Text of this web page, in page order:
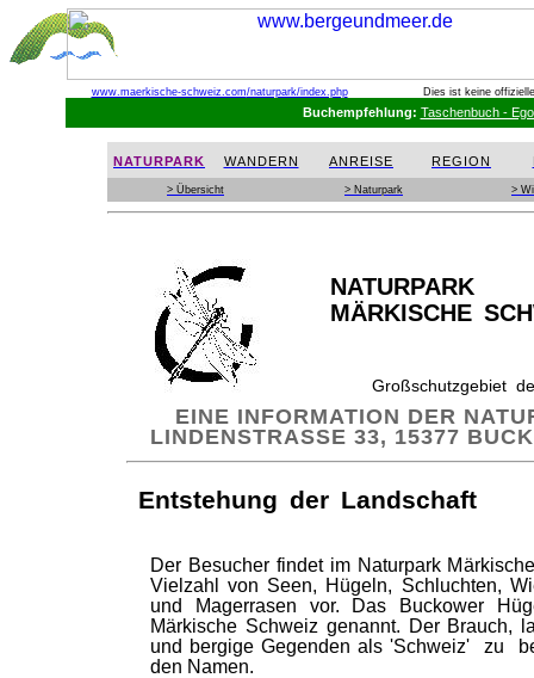
www.maerkische-schweiz.com/naturpark/index.php Dies ist keine
Buchempfehlung: Taschenbuch -
NATURPARK WANDERN ANREISE REGION
> Übersicht > Naturpark >
NATURPARK
MÄRKISCHE
Großschutzgebiet
EINE INFORMATION DER
LINDENSTRASSE 33, 15377
Entstehung der Landschaft
Der Besucher findet im Naturpark
Vielzahl von Seen, Hügeln, Schluchten,
und Magerrasen vor. Das Buckower
Märkische Schweiz genannt. Der Brauch,
und bergige Gegenden als 'Schweiz' zu
den Namen.